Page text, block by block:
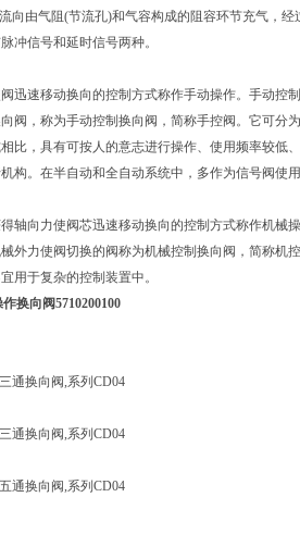
向由气阻(节流孔)和气容构成的阻容环节充气，
冲信号和延时信号两种。
迅速移动换向的控制方式称作手动操作。手动控
阀，称为手动控制换向阀，简称手控阀。它可分
比，具有可按人的意志进行操作、使用频率较
构。在半自动和全自动系统中，多作为信号阀使用
轴向力使阀芯迅速移动换向的控制方式称作机械
外力使阀切换的阀称为机械控制换向阀，简称
用于复杂的控制装置中。
换向阀5710200100
通换向阀,系列CD04
通换向阀,系列CD04
通换向阀,系列CD04